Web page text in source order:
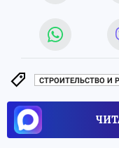
СТРОИТЕЛЬСТВО И